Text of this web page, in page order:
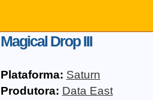
Magical Drop III
Plataforma: Saturn
Produtora: Data East